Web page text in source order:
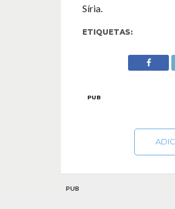
Síria.
ETIQUETAS:
PUB
PUB